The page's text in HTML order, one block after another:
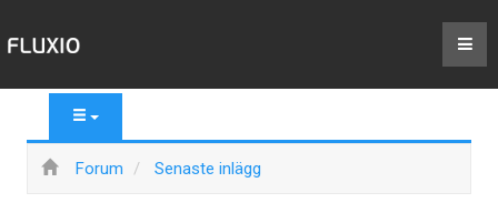
Forum Senaste inlägg